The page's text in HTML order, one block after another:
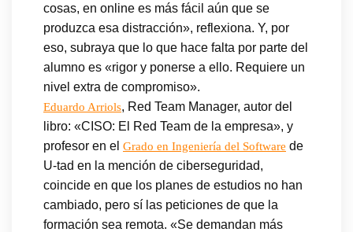
cosas, en online es más fácil aún que se
produzca esa distracción», reflexiona. Y, por
eso, subraya que lo que hace falta por parte del
alumno es «rigor y ponerse a ello. Requiere un
nivel extra de compromiso».
Eduardo Arriols, Red Team Manager, autor del
libro: «CISO: El Red Team de la empresa», y
profesor en el Grado en Ingeniería del Software de
U-tad en la mención de ciberseguridad,
coincide en que los planes de estudios no han
cambiado, pero sí las peticiones de que la
formación sea remota. «Se demandan más